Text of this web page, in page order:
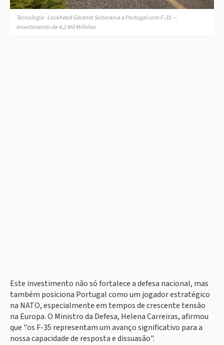
Tecnologia · Lockheed Garante Soberania a Portugal com F-35 —
Investimento de 4,2 Mil Milhões
Este investimento não só fortalece a defesa nacional, mas
também posiciona Portugal como um jogador estratégico
na NATO, especialmente em tempos de crescente tensão
na Europa. O Ministro da Defesa, Helena Carreiras, afirmou
que "os F-35 representam um avanço significativo para a
nossa capacidade de resposta e dissuasão".